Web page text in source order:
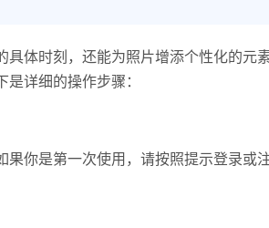
体时刻，还能为照片增添个性化的元
详细的操作步骤：
果你是第一次使用，请按照提示登录或注